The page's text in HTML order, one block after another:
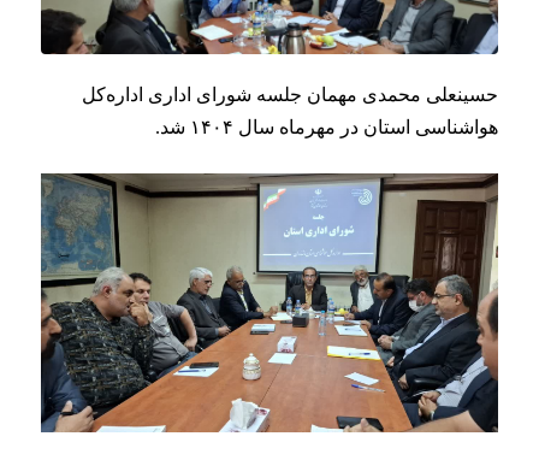
حسینعلی محمدی مهمان جلسه شورای اداری اداره‌کل
هواشناسی استان در مهرماه سال ۱۴۰۴ شد.